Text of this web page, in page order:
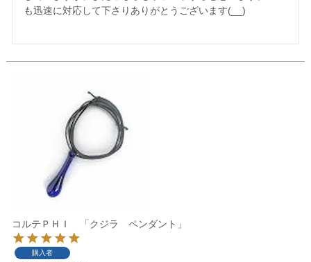
も迅速に対応して下さりありがとうございます(__)
コルテＰＨＩ 「クジラ ペンダント」
購入者